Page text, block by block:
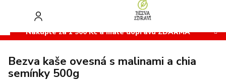
Nakupte za 1 900 Kč a máte dopravu ZDARMA
Bezva kaše ovesná s malinami a chia
semínky 500g